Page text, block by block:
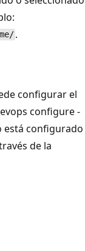
.
configurar el
configure -
está configurado
de la